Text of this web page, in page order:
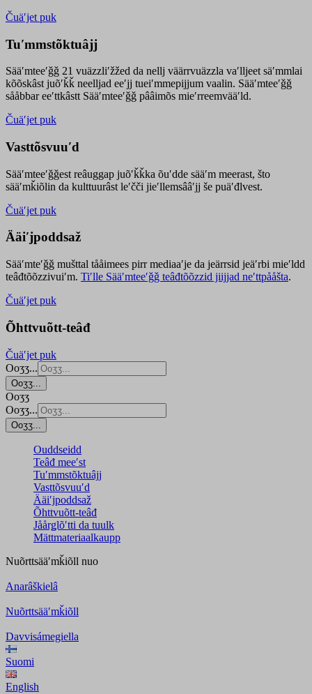
Čuäʹjet puk
Tuʹmmstõktuâjj
Sääʹmteeʹǧǧ 21 vuäzzliʹžžed da nellj väärrvuäzzla vaʹlljeet säʹmmlai
kõõskâst juõʹǩǩ neelljad eeʹjj tueiʹmmepijjum vaalin. Sääʹmteeʹǧǧ
sååbbar eeʹttkâstt Sääʹmteeʹǧǧ pââimõs mieʹrreemvääʹld.
Čuäʹjet puk
Vasttõsvuuʹd
Sääʹmteeʹǧǧest reâuggap juõʹǩǩka õuʹdde sääʹm meerast, što
sääʹmǩiõlin da kulttuurâst leʹčči jieʹllemsââʹjj še puäʹđlvest.
Čuäʹjet puk
Ääiʹjpoddsaž
Sääʹmteʹǧǧ mušttal tååimees pirr mediaaʹje da jeärrsid jeäʹrbi mieʹldd
teâđtõõzzivuiʹm. Tiʹlle Sääʹmteeʹǧǧ teâđtõõzzid jiijjad neʹttpååšta.
Čuäʹjet puk
Õhttvuõtt-teâđ
Čuäʹjet puk
Ooʒʒ...
Ooʒʒ...
Ooʒʒ
Ooʒʒ...
Ooʒʒ...
Ouddseidd
Teâđ meeʹst
Tuʹmmstõktuâjj
Vasttõsvuuʹd
Ääiʹjpoddsaž
Õhttvuõtt-teâđ
Jåårǥlõʹtti da tuulk
Mättmateriaalkaupp
Nuõrttsääʹmǩiõll nuo
Anarâškielâ
Nuõrttsääʹmǩiõll
Davvisámegiella
Suomi
English